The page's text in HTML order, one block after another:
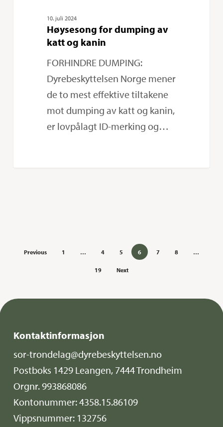
10. juli 2024
Høysesong for dumping av
katt og kanin
FORHINDRE DUMPING:
Dyrebeskyttelsen Norge mener
de to mest effektive tiltakene
mot dumping av katt og kanin,
er lovpålagt ID-merking og…
Previous 1 … 4 5 6 7 8 …
19 Next
Kontaktinformasjon
sor-trondelag@dyrebeskyttelsen.no
Postboks 1429 Leangen, 7444 Trondheim
Orgnr. 993868086
Kontonummer: 4358.15.86109
Vippsnummer: 132756